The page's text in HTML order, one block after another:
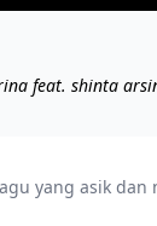
feat. shinta
yang asik